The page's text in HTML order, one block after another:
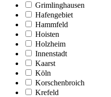
Grimlinghausen
Hafengebiet
Hammfeld
Hoisten
Holzheim
Innenstadt
Kaarst
Köln
Korschenbroich
Krefeld